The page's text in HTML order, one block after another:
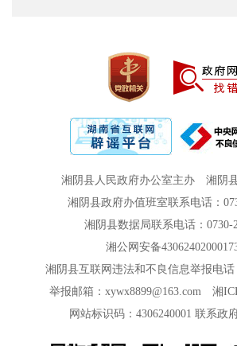
湘阴县人民政府办公室主办
湘阴
湘阴县政府办值班室联系电话：
湘阴县数据局联系电话：0730-
湘公网安备
湘阴县互联网违法和不良信息举报电话
举报邮箱：xywx8899@163.com
湘
网站标识码：4306240001 联系政